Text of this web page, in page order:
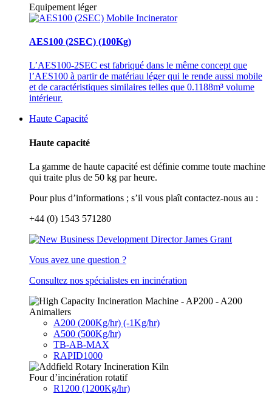
Equipement léger
AES100 (2SEC) (100Kg)
L’AES100-2SEC est fabriqué dans le même concept que
l’AES100 à partir de matériau léger qui le rende aussi mobile
et de caractéristiques similaires telles que 0.1188m³ volume
intérieur.
Haute Capacité
Haute capacité
La gamme de haute capacité est définie comme toute machine
qui traite plus de 50 kg par heure.
Pour plus d’informations ; s’il vous plaît contactez-nous au :
+44 (0) 1543 571280
Vous avez une question ?
Consultez nos spécialistes en incinération
Animaliers
A200 (200Kg/hr) (-1Kg/hr)
A500 (500Kg/hr)
TB-AB-MAX
RAPID1000
Four d’incinération rotatif
R1200 (1200Kg/hr)